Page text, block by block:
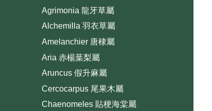
Agrimonia 龍牙草屬
Alchemilla 羽衣草屬
Amelanchier 唐棣屬
Aria 赤楊葉梨屬
Aruncus 假升麻屬
Cercocarpus 尾果木屬
Chaenomeles 貼梗海棠屬